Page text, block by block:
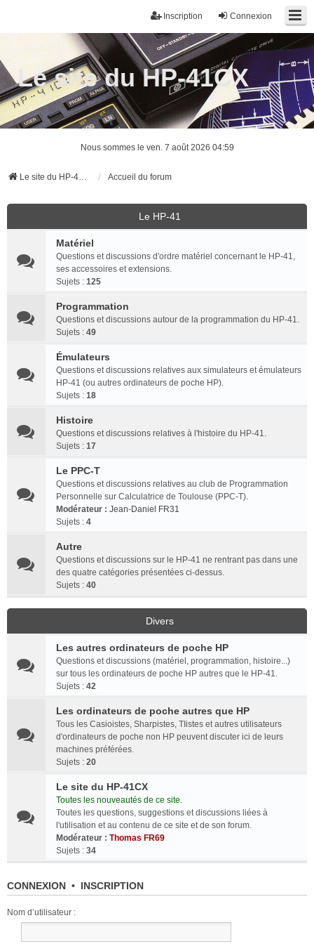
Connexion
Inscription
Le site du HP-41CX
Nous sommes le ven. 7 août 2026 04:59
Le site du HP-41CX Accueil du forum
Le HP-41
Matériel
Questions et discussions d'ordre matériel concernant le HP-41,
ses accessoires et extensions.
Sujets : 125
Programmation
Questions et discussions autour de la programmation du HP-41.
Sujets : 49
Émulateurs
Questions et discussions relatives aux simulateurs et émulateurs
HP-41 (ou autres ordinateurs de poche HP).
Sujets : 18
Histoire
Questions et discussions relatives à l'histoire du HP-41.
Sujets : 17
Le PPC-T
Questions et discussions relatives au club de Programmation
Personnelle sur Calculatrice de Toulouse (PPC-T).
Modérateur : Jean-Daniel FR31
Sujets : 4
Autre
Questions et discussions sur le HP-41 ne rentrant pas dans une
des quatre catégories présentées ci-dessus.
Sujets : 40
Divers
Les autres ordinateurs de poche HP
Questions et discussions (matériel, programmation, histoire...)
sur tous les ordinateurs de poche HP autres que le HP-41.
Sujets : 42
Les ordinateurs de poche autres que HP
Tous les Casioistes, Sharpistes, TIistes et autres utilisateurs
d'ordinateurs de poche non HP peuvent discuter ici de leurs
machines préférées.
Sujets : 20
Le site du HP-41CX
Toutes les nouveautés de ce site.
Toutes les questions, suggestions et discussions liées à
l'utilisation et au contenu de ce site et de son forum.
Modérateur : Thomas FR69
Sujets : 34
CONNEXION • INSCRIPTION
Nom d’utilisateur :